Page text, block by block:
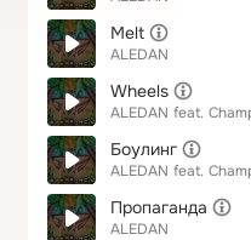
Melt
ALEDAN
Wheels
ALEDAN feat.
Боулинг
ALEDAN feat.
Пропаганда
ALEDAN